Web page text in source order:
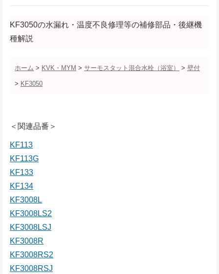
KF3050の水漏れ・温度不良修理等の補修部品・後継機
種解説
ホーム > KVK・MYM > サーモスタット混合水栓（浴室） > 壁付
> KF3050
＜関連品番＞
KF113
KF113G
KF133
KF134
KF3008L
KF3008LS2
KF3008LSJ
KF3008R
KF3008RS2
KF3008RSJ